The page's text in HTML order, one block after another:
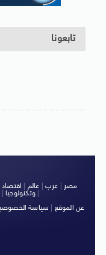
تابعونا
مصر عرب عالم اقتصاد
وتكنولوجيا|
|
عن الموقع
سياسة